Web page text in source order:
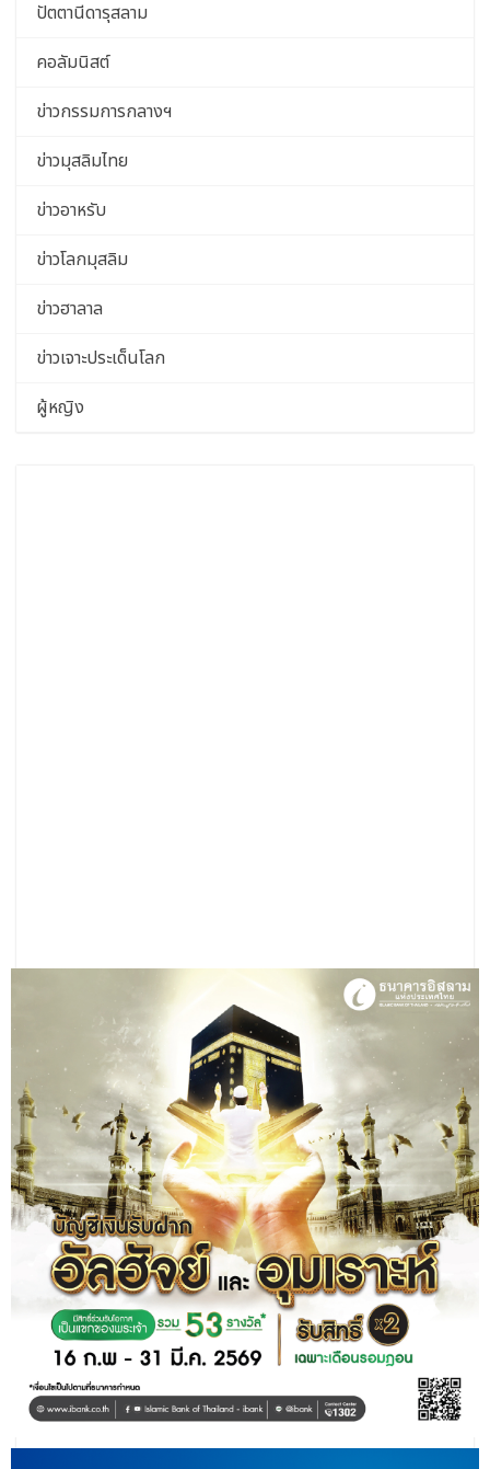
ปัตตานีดารุสลาม
คอลัมนิสต์
ข่าวกรรมการกลางฯ
ข่าวมุสลิมไทย
ข่าวอาหรับ
ข่าวโลกมุสลิม
ข่าวฮาลาล
ข่าวเจาะประเด็นโลก
ผู้หญิง